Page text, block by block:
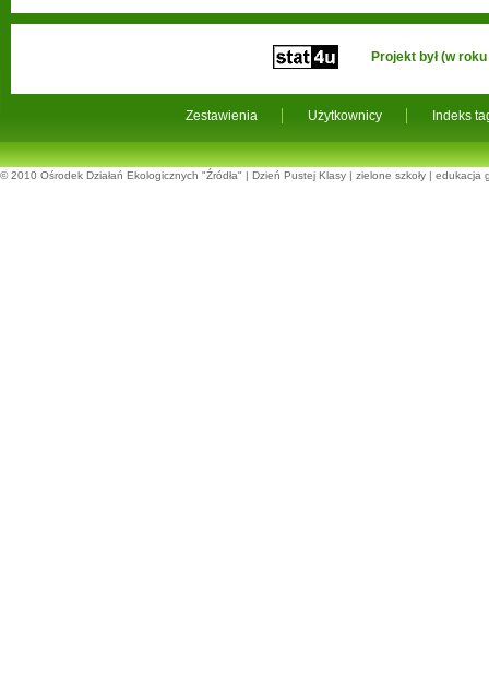
Zestawienia Użytkownicy Indeks
Projekt był (w
© 2010 Ośrodek Działań Ekologicznych "Źródła" | Dzień Pustej Klasy | zielone szkoły | edukacja